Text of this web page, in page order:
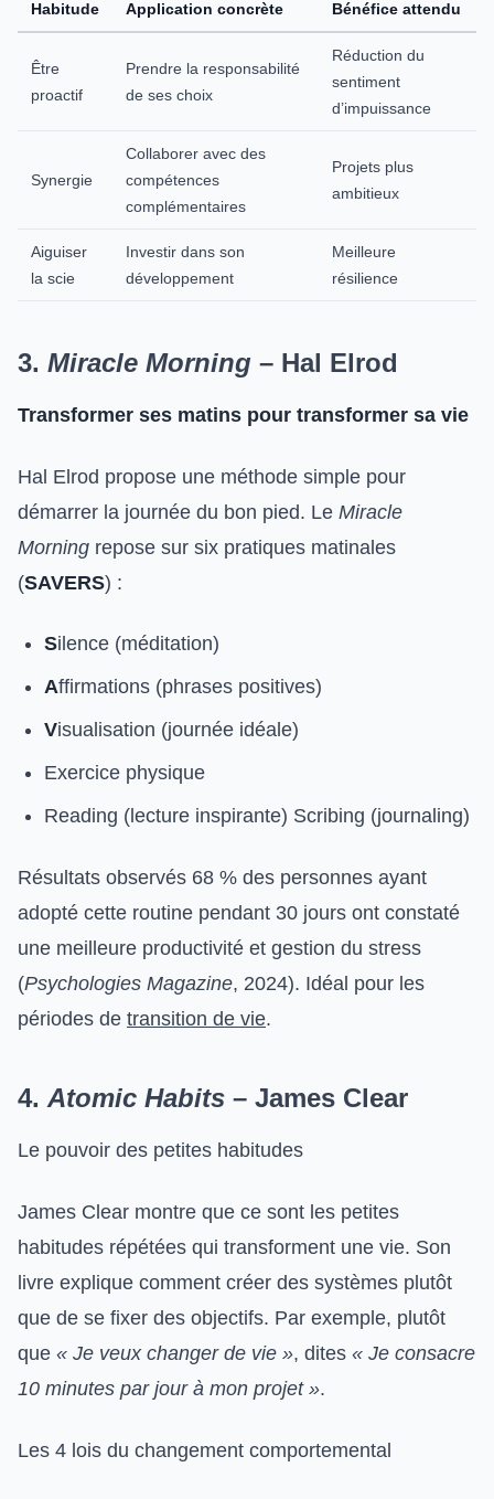
Habitude Application concrète Bénéfice attendu
Être
proactif
Prendre la responsabilité
de ses choix
Réduction du
sentiment
d’impuissance
Synergie
Collaborer avec des
compétences
complémentaires
Projets plus
ambitieux
Aiguiser
la scie
Investir dans son
développement
Meilleure
résilience
3. Miracle Morning – Hal Elrod
Transformer ses matins pour transformer sa vie
Hal Elrod propose une méthode simple pour
démarrer la journée du bon pied. Le Miracle
Morning repose sur six pratiques matinales
(SAVERS) :
Silence (méditation)
Affirmations (phrases positives)
Visualisation (journée idéale)
Exercice physique
Reading (lecture inspirante) Scribing (journaling)
Résultats observés 68 % des personnes ayant
adopté cette routine pendant 30 jours ont constaté
une meilleure productivité et gestion du stress
(Psychologies Magazine, 2024). Idéal pour les
périodes de transition de vie.
4. Atomic Habits – James Clear
Le pouvoir des petites habitudes
James Clear montre que ce sont les petites
habitudes répétées qui transforment une vie. Son
livre explique comment créer des systèmes plutôt
que de se fixer des objectifs. Par exemple, plutôt
que « Je veux changer de vie », dites « Je consacre
10 minutes par jour à mon projet ».
Les 4 lois du changement comportemental